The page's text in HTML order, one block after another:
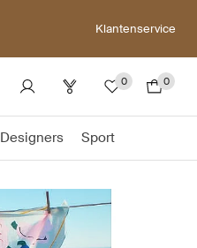
Klantenservice
0 0
Designers Sport